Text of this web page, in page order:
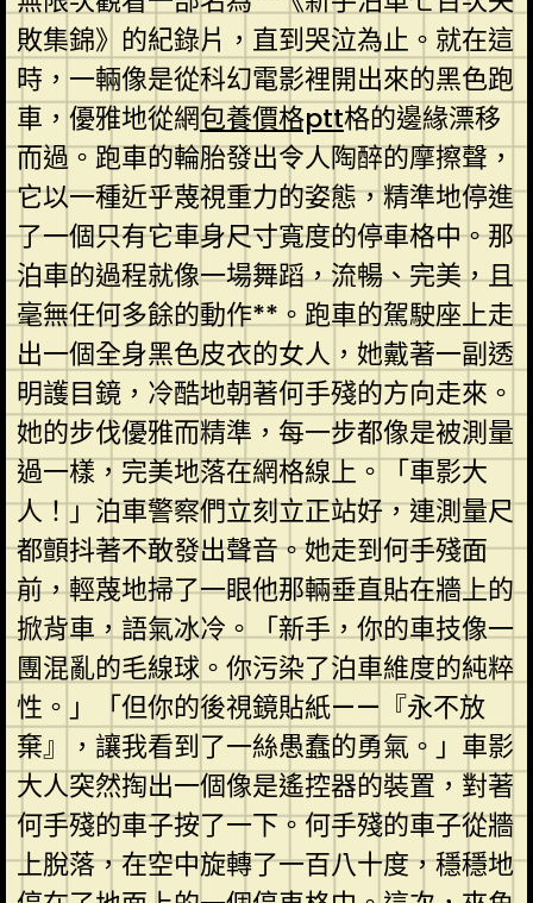
敗集錦》的紀錄片，直到哭泣為止。就在這
時，一輛像是從科幻電影裡開出來的黑色跑
車，優雅地從網包養價格ptt格的邊緣漂移
而過。跑車的輪胎發出令人陶醉的摩擦聲，
它以一種近乎蔑視重力的姿態，精準地停進
了一個只有它車身尺寸寬度的停車格中。那
泊車的過程就像一場舞蹈，流暢、完美，且
毫無任何多餘的動作**。跑車的駕駛座上走
出一個全身黑色皮衣的女人，她戴著一副透
明護目鏡，冷酷地朝著何手殘的方向走來。
她的步伐優雅而精準，每一步都像是被測量
過一樣，完美地落在網格線上。「車影大
人！」泊車警察們立刻立正站好，連測量尺
都顫抖著不敢發出聲音。她走到何手殘面
前，輕蔑地掃了一眼他那輛垂直貼在牆上的
掀背車，語氣冰冷。「新手，你的車技像一
團混亂的毛線球。你污染了泊車維度的純粹
性。」「但你的後視鏡貼紙——『永不放
棄』，讓我看到了一絲愚蠢的勇氣。」車影
大人突然掏出一個像是遙控器的裝置，對著
何手殘的車子按了一下。何手殘的車子從牆
上脫落，在空中旋轉了一百八十度，穩穩地